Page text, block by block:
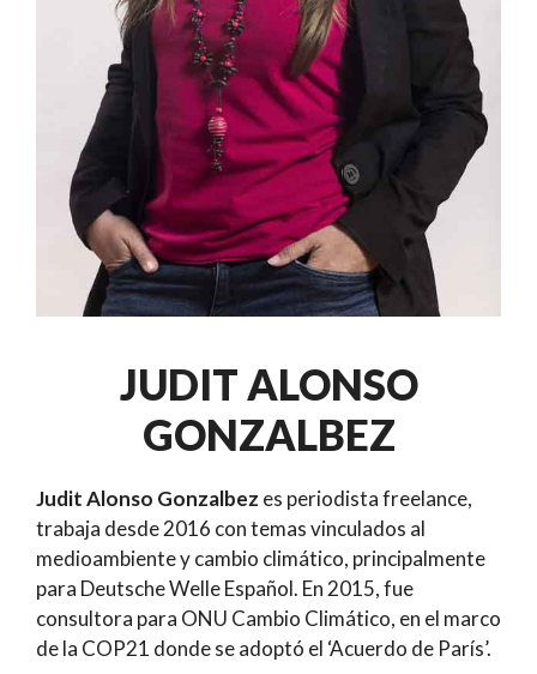
JUDIT ALONSO
GONZALBEZ
Judit Alonso Gonzalbez es periodista freelance,
trabaja desde 2016 con temas vinculados al
medioambiente y cambio climático, principalmente
para Deutsche Welle Español. En 2015, fue
consultora para ONU Cambio Climático, en el marco
de la COP21 donde se adoptó el ‘Acuerdo de París’.